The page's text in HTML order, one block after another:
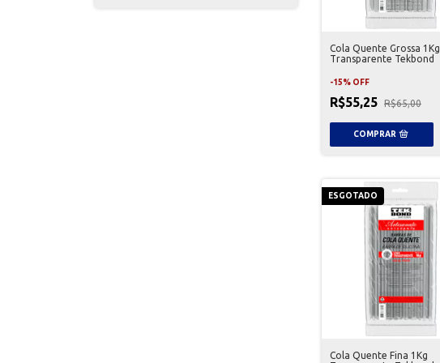
Cola Quente Grossa 1Kg
Transparente Tekbond
-15% OFF
R$55,25 R$65,00
ESGOTADO
Cola Quente Fina 1Kg